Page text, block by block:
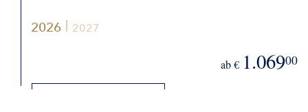
2026 2027
ab € 1.06900